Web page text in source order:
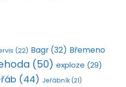
(22) Bagr (32) Břemeno
(50) exploze (29)
(44) Jeřábník(21)